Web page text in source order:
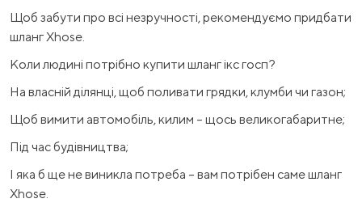
Щоб забути про всі незручності, рекомендуємо придбати
шланг Xhose.
Коли людині потрібно купити шланг ікс госп?
На власній ділянці, щоб поливати грядки, клумби чи газон;
Щоб вимити автомобіль, килим – щось великогабаритне;
Під час будівництва;
І яка б ще не виникла потреба – вам потрібен саме шланг
Xhose.